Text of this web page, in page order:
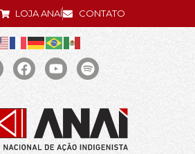
LOJA ANAÍ CONTATO